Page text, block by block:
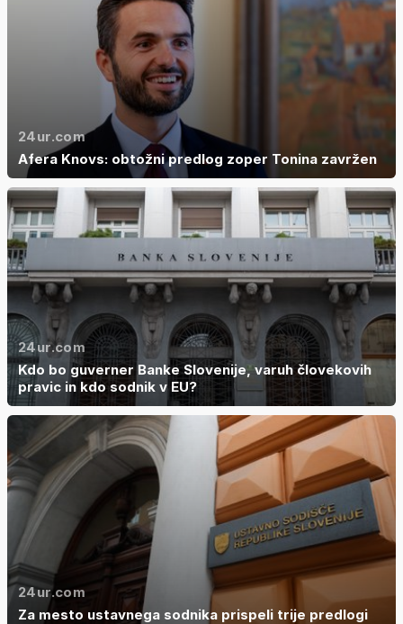
24ur.com
Afera Knovs: obtožni predlog zoper Tonina zavržen
24ur.com
Kdo bo guverner Banke Slovenije, varuh človekovih
pravic in kdo sodnik v EU?
24ur.com
Za mesto ustavnega sodnika prispeli trije predlogi